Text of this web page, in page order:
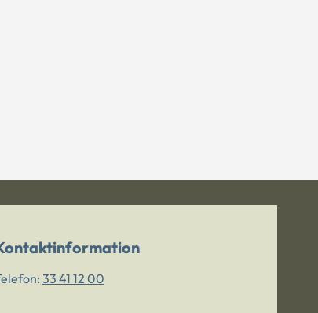
33 41 12 00